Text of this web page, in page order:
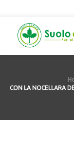
CON LA NOCELLARA